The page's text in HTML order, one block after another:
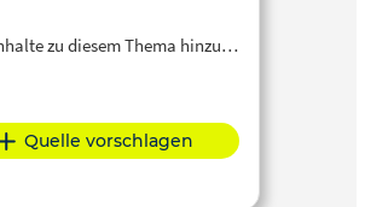
zu diesem Thema hinzu…
Quelle vorschlagen